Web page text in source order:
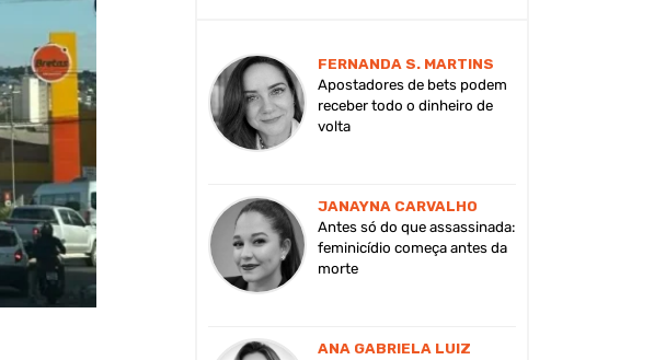
FERNANDA S. MARTINS
Apostadores de bets podem
receber todo o dinheiro de
volta
JANAYNA CARVALHO
Antes só do que assassinada:
feminicídio começa antes da
morte
ANA GABRIELA LUIZ